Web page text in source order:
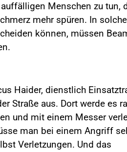
Menschen zu tun,
mehr spüren. In
können, müssen
Haider, dienstlich
Straße aus. Dort werde es
und mit einem Messer
man bei einem Angriff
Verletzungen. Und das